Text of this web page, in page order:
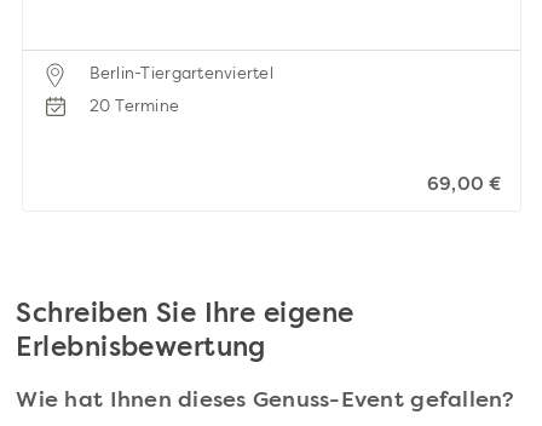
Berlin-Tiergartenviertel
20 Termine
69,00 €
Schreiben Sie Ihre eigene
Erlebnisbewertung
Wie hat Ihnen dieses Genuss-Event gefallen?